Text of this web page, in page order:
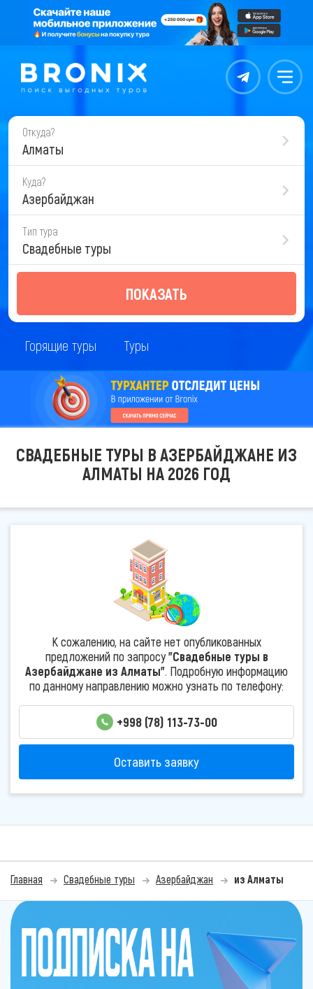
Контакты Меню
Откуда?
Алматы
Куда?
Азербайджан
Тип тура
Свадебные туры
ПОКАЗАТЬ
Горящие туры Туры
СВАДЕБНЫЕ ТУРЫ В АЗЕРБАЙДЖАНЕ ИЗ
АЛМАТЫ НА 2026 ГОД
К сожалению, на сайте нет опубликованных
предложений по запросу"Свадебные туры в
Азербайджане из Алматы". Подробную информацию
по данному направлению можно узнать по телефону:
+998 (78) 113-73-00
Оставить заявку
Главная Свадебные туры Азербайджан из Алматы